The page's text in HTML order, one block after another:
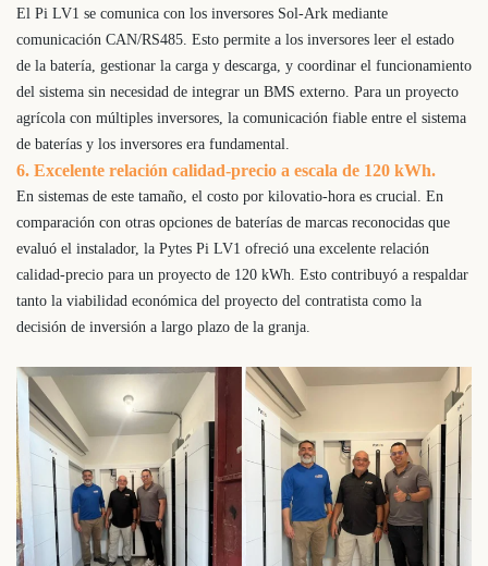
El Pi LV1 se comunica con los inversores Sol-Ark mediante
comunicación CAN/RS485. Esto permite a los inversores leer el estado
de la batería, gestionar la carga y descarga, y coordinar el funcionamiento
del sistema sin necesidad de integrar un BMS externo. Para un proyecto
agrícola con múltiples inversores, la comunicación fiable entre el sistema
de baterías y los inversores era fundamental.
6. Excelente relación calidad-precio a escala de 120 kWh.
En sistemas de este tamaño, el costo por kilovatio-hora es crucial. En
comparación con otras opciones de baterías de marcas reconocidas que
evaluó el instalador, la Pytes Pi LV1 ofreció una excelente relación
calidad-precio para un proyecto de 120 kWh. Esto contribuyó a respaldar
tanto la viabilidad económica del proyecto del contratista como la
decisión de inversión a largo plazo de la granja.